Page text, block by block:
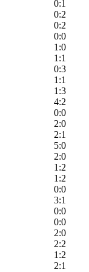
0:1
0:2
0:2
0:0
1:0
1:1
0:3
1:1
1:3
4:2
0:0
2:0
2:1
5:0
2:0
1:2
1:2
0:0
3:1
0:0
0:0
2:0
2:2
1:2
2:1